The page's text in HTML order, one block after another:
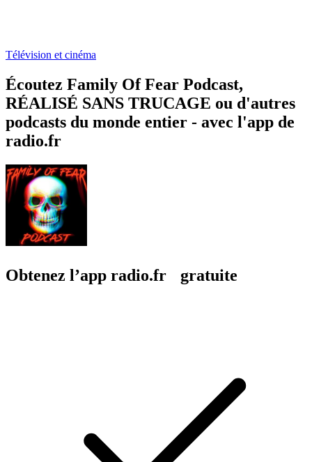
Télévision et cinéma
Écoutez Family Of Fear Podcast,
RÉALISÉ SANS TRUCAGE ou d'autres
podcasts du monde entier - avec l'app de
radio.fr
Obtenez l’app radio.fr gratuite